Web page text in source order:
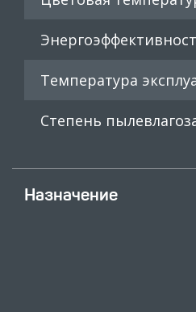
Температура
Степень
Назначение